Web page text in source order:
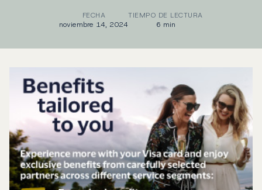
FECHA
noviembre 14, 2024
TIEMPO DE LECTURA
6 min